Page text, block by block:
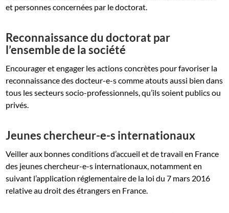
et personnes concernées par le doctorat.
Reconnaissance du doctorat par
l’ensemble de la société
Encourager et engager les actions concrètes pour favoriser la
reconnaissance des docteur-e-s comme atouts aussi bien dans
tous les secteurs socio-professionnels, qu’ils soient publics ou
privés.
Jeunes chercheur-e-s internationaux
Veiller aux bonnes conditions d’accueil et de travail en France
des jeunes chercheur-e-s internationaux, notamment en
suivant l’application réglementaire de la loi du 7 mars 2016
relative au droit des étrangers en France.